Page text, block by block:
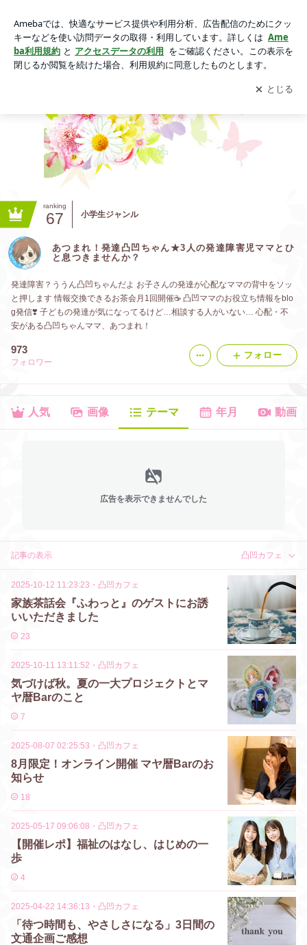
マとひと息つきませんか？
アプリをダウンロードして ブログの更新通知
を受け取りまし
ょう。
開く
ranking
67 小学生ジャンル
あつまれ！発達凸凹ちゃん★3人の発達障害児ママとひ
と息つきませんか？
発達障害？ううん凸凹ちゃんだよ お子さんの発達が心配なママの背中をソッ
と押します 情報交換できるお茶会月1回開催☕️ 凸凹ママのお役立ち情報をblo
g発信❣️ 子どもの発達が気になってるけど…相談する人がいない… 心配・不
安がある凸凹ちゃんママ、あつまれ！
973
フォロワー
フォロー
人気 画像 テーマ 年月 動画
広告を表示できませんでした
記事の表示 凸凹カフェ
2025-10-12 11:23:23 ・ 凸凹カフェ
家族茶話会『ふわっと』のゲストにお誘
いいただきました
23
2025-10-11 13:11:52 ・ 凸凹カフェ
気づけば秋。夏の一大プロジェクトとマ
ヤ暦Barのこと
7
2025-08-07 02:25:53 ・ 凸凹カフェ
8月限定！オンライン開催 マヤ暦Barのお
知らせ
18
2025-05-17 09:06:08 ・ 凸凹カフェ
【開催レポ】福祉のはなし、はじめの一
歩
4
2025-04-22 14:36:13 ・ 凸凹カフェ
「待つ時間も、やさしさになる」3日間の
文通企画ご感想